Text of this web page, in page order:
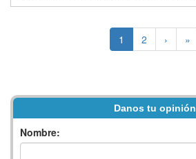
1 2 › »
Danos tu opinión
Nombre: